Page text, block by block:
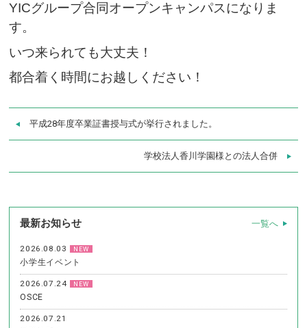
YICグループ合同オープンキャンパスになりま
す。
いつ来られても大丈夫！
都合着く時間にお越しください！
平成28年度卒業証書授与式が挙行されました。
学校法人香川学園様との法人合併
最新お知らせ 一覧へ
2026.08.03 NEW
小学生イベント
2026.07.24 NEW
OSCE
2026.07.21